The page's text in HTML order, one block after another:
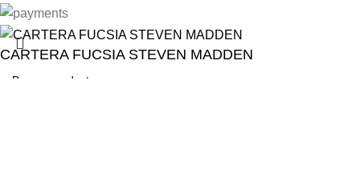
CARTERA FUCSIA STEVEN MADDEN